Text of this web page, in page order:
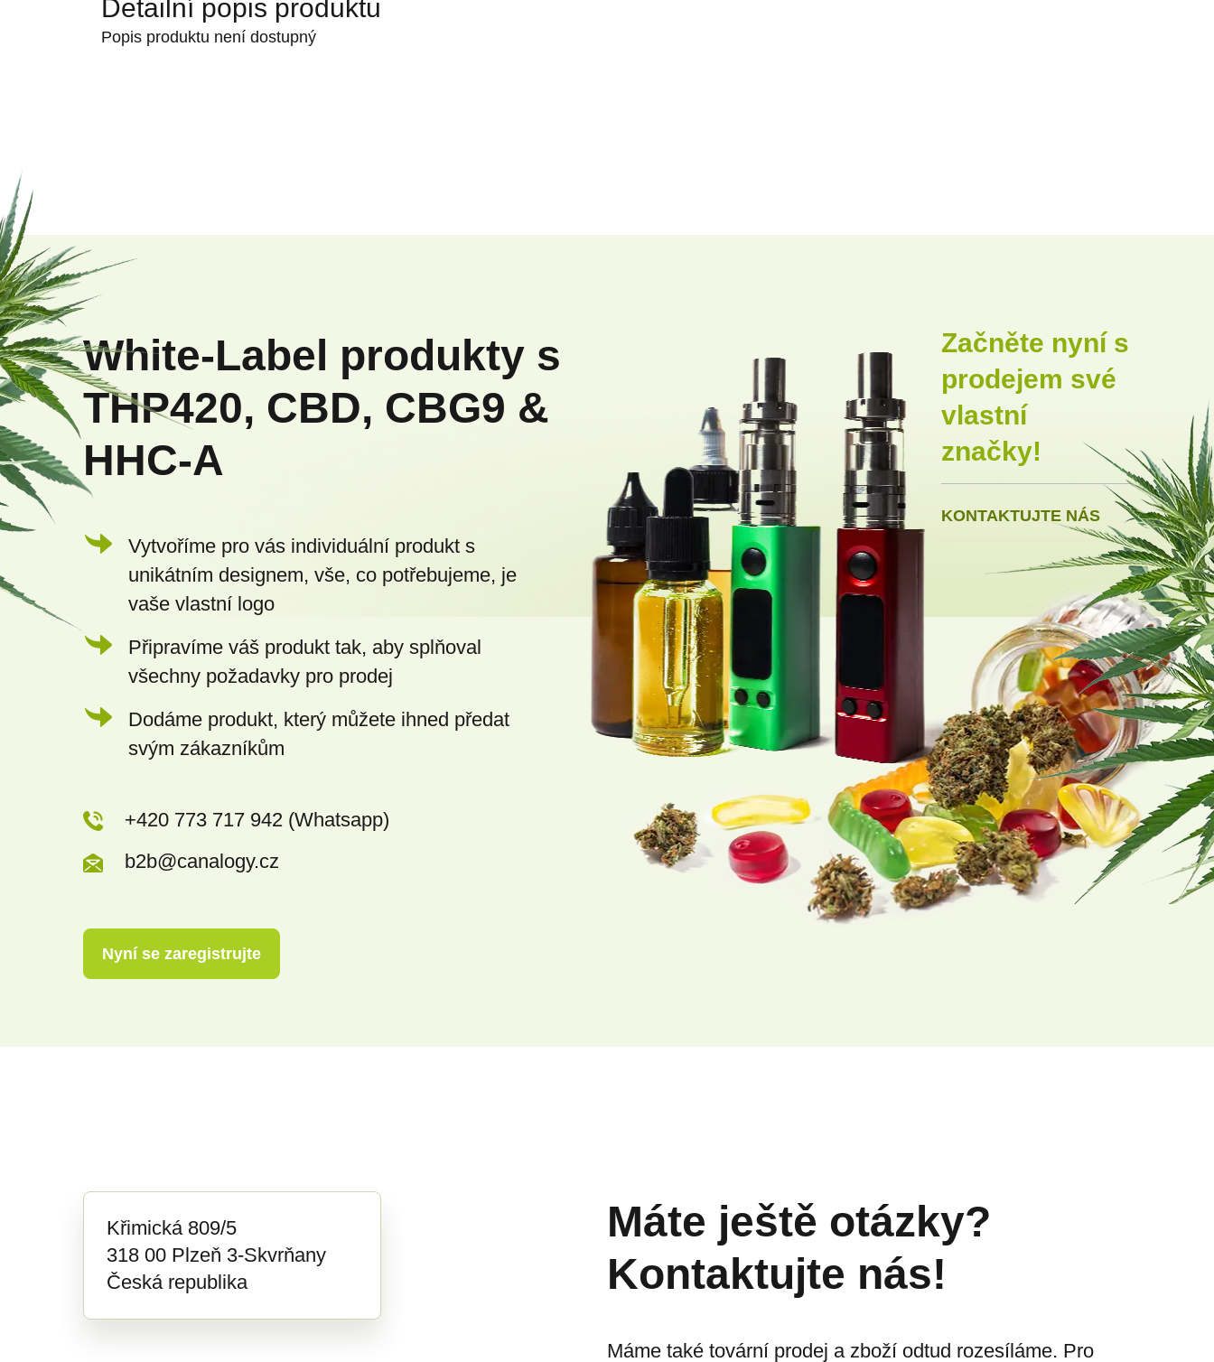
Detailní popis produktu
Popis produktu není dostupný
Z
á
p
a
t
í
White-Label produkty s
THP420, CBD, CBG9 &
HHC-A
Vytvoříme pro vás individuální produkt s
unikátním designem, vše, co potřebujeme, je
vaše vlastní logo
Připravíme váš produkt tak, aby splňoval
všechny požadavky pro prodej
Dodáme produkt, který můžete ihned předat
svým zákazníkům
+420 773 717 942 (Whatsapp)
b2b@canalogy.cz
Nyní se zaregistrujte
Začněte nyní s
prodejem své
vlastní
značky!
KONTAKTUJTE NÁS
Křimická 809/5
318 00 Plzeň 3-Skvrňany
Česká republika
Máte ještě otázky?
Kontaktujte nás!
Máme také tovární prodej a zboží odtud rozesíláme. Pro